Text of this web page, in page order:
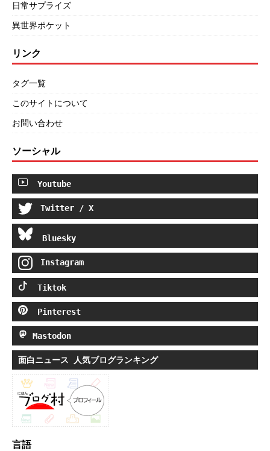
日常サプライズ
異世界ポケット
リンク
タグ一覧
このサイトについて
お問い合わせ
ソーシャル
Youtube
Twitter / X
Bluesky
Instagram
Tiktok
Pinterest
Mastodon
面白ニュース 人気ブログランキング
言語